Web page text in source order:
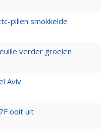
pillen smokkelde
verder groeien
Aviv
ooit uit